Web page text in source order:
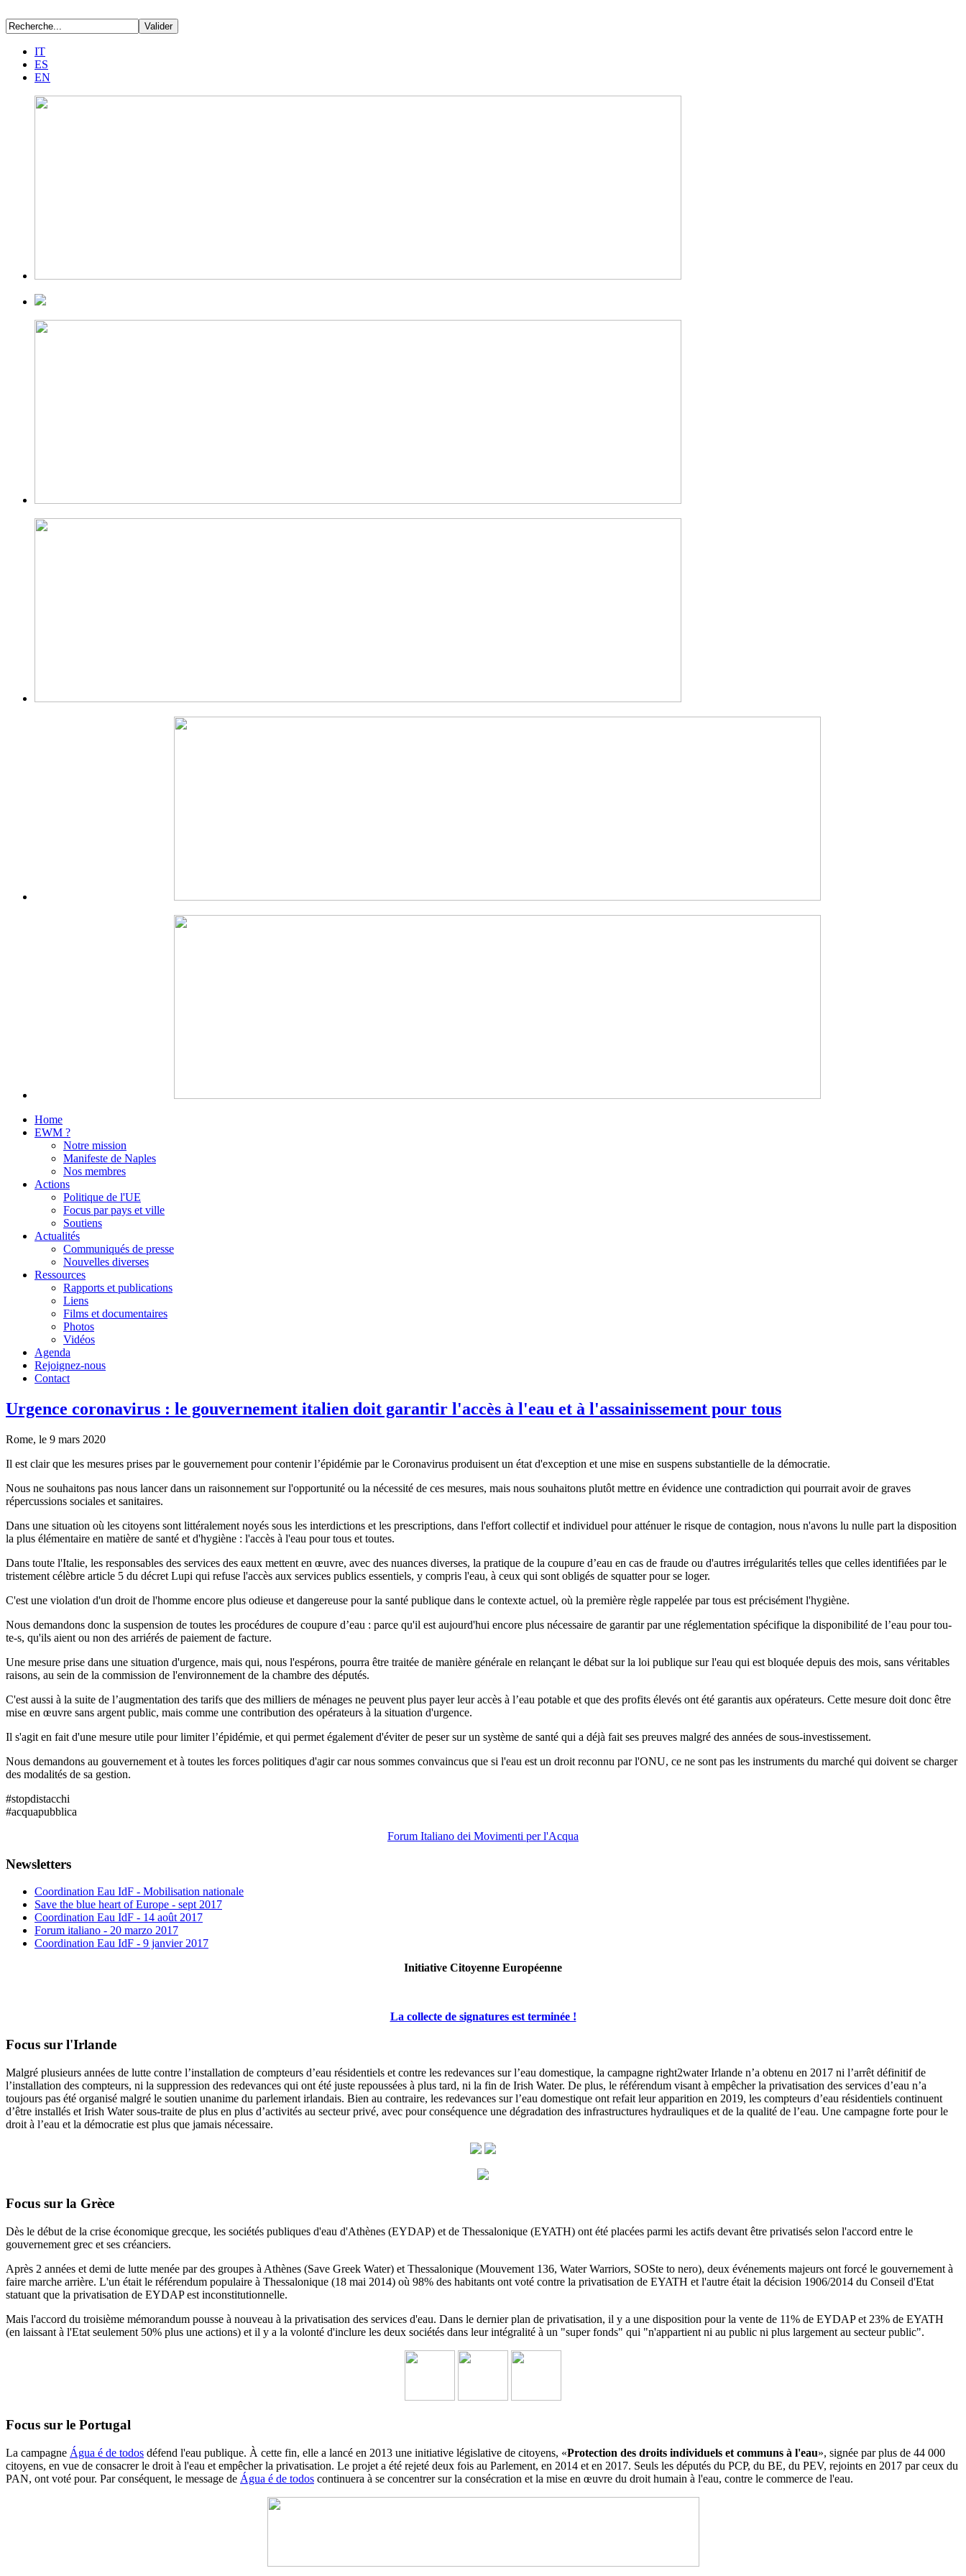
IT
ES
EN
Home
EWM ?
Notre mission
Manifeste de Naples
Nos membres
Actions
Politique de l'UE
Focus par pays et ville
Soutiens
Actualités
Communiqués de presse
Nouvelles diverses
Ressources
Rapports et publications
Liens
Films et documentaires
Photos
Vidéos
Agenda
Rejoignez-nous
Contact
Urgence coronavirus : le gouvernement italien doit garantir l'accès à l'eau et à l'assainissement pour tous
Rome, le 9 mars 2020
Il est clair que les mesures prises par le gouvernement pour contenir l’épidémie par le Coronavirus produisent un état d'exception et une mise en suspens substantielle de la démocratie.
Nous ne souhaitons pas nous lancer dans un raisonnement sur l'opportunité ou la nécessité de ces mesures, mais nous souhaitons plutôt mettre en évidence une contradiction qui pourrait avoir de graves
répercussions sociales et sanitaires.
Dans une situation où les citoyens sont littéralement noyés sous les interdictions et les prescriptions, dans l'effort collectif et individuel pour atténuer le risque de contagion, nous n'avons lu nulle part la disposition
la plus élémentaire en matière de santé et d'hygiène : l'accès à l'eau pour tous et toutes.
Dans toute l'Italie, les responsables des services des eaux mettent en œuvre, avec des nuances diverses, la pratique de la coupure d’eau en cas de fraude ou d'autres irrégularités telles que celles identifiées par le
tristement célèbre article 5 du décret Lupi qui refuse l'accès aux services publics essentiels, y compris l'eau, à ceux qui sont obligés de squatter pour se loger.
C'est une violation d'un droit de l'homme encore plus odieuse et dangereuse pour la santé publique dans le contexte actuel, où la première règle rappelée par tous est précisément l'hygiène.
Nous demandons donc la suspension de toutes les procédures de coupure d’eau : parce qu'il est aujourd'hui encore plus nécessaire de garantir par une réglementation spécifique la disponibilité de l’eau pour tou-
te-s, qu'ils aient ou non des arriérés de paiement de facture.
Une mesure prise dans une situation d'urgence, mais qui, nous l'espérons, pourra être traitée de manière générale en relançant le débat sur la loi publique sur l'eau qui est bloquée depuis des mois, sans véritables
raisons, au sein de la commission de l'environnement de la chambre des députés.
C'est aussi à la suite de l’augmentation des tarifs que des milliers de ménages ne peuvent plus payer leur accès à l’eau potable et que des profits élevés ont été garantis aux opérateurs. Cette mesure doit donc être
mise en œuvre sans argent public, mais comme une contribution des opérateurs à la situation d'urgence.
Il s'agit en fait d'une mesure utile pour limiter l’épidémie, et qui permet également d'éviter de peser sur un système de santé qui a déjà fait ses preuves malgré des années de sous-investissement.
Nous demandons au gouvernement et à toutes les forces politiques d'agir car nous sommes convaincus que si l'eau est un droit reconnu par l'ONU, ce ne sont pas les instruments du marché qui doivent se charger
des modalités de sa gestion.
#stopdistacchi
#acquapubblica
Forum Italiano dei Movimenti per l'Acqua
Newsletters
Coordination Eau IdF - Mobilisation nationale
Save the blue heart of Europe - sept 2017
Coordination Eau IdF - 14 août 2017
Forum italiano - 20 marzo 2017
Coordination Eau IdF - 9 janvier 2017
Initiative Citoyenne Européenne
La collecte de signatures est terminée !
Focus sur l'Irlande
Malgré plusieurs années de lutte contre l’installation de compteurs d’eau résidentiels et contre les redevances sur l’eau domestique, la campagne right2water Irlande n’a obtenu en 2017 ni l’arrêt définitif de
l’installation des compteurs, ni la suppression des redevances qui ont été juste repoussées à plus tard, ni la fin de Irish Water. De plus, le référendum visant à empêcher la privatisation des services d’eau n’a
toujours pas été organisé malgré le soutien unanime du parlement irlandais. Bien au contraire, les redevances sur l’eau domestique ont refait leur apparition en 2019, les compteurs d’eau résidentiels continuent
d’être installés et Irish Water sous-traite de plus en plus d’activités au secteur privé, avec pour conséquence une dégradation des infrastructures hydrauliques et de la qualité de l’eau. Une campagne forte pour le
droit à l’eau et la démocratie est plus que jamais nécessaire.
Focus sur la Grèce
Dès le début de la crise économique grecque, les sociétés publiques d'eau d'Athènes (EYDAP) et de Thessalonique (EYATH) ont été placées parmi les actifs devant être privatisés selon l'accord entre le
gouvernement grec et ses créanciers.
Après 2 années et demi de lutte menée par des groupes à Athènes (Save Greek Water) et Thessalonique (Mouvement 136, Water Warriors, SOSte to nero), deux événements majeurs ont forcé le gouvernement à
faire marche arrière. L'un était le référendum populaire à Thessalonique (18 mai 2014) où 98% des habitants ont voté contre la privatisation de EYATH et l'autre était la décision 1906/2014 du Conseil d'Etat
statuant que la privatisation de EYDAP est inconstitutionnelle.
Mais l'accord du troisième mémorandum pousse à nouveau à la privatisation des services d'eau. Dans le dernier plan de privatisation, il y a une disposition pour la vente de 11% de EYDAP et 23% de EYATH
(en laissant à l'Etat seulement 50% plus une actions) et il y a la volonté d'inclure les deux sociétés dans leur intégralité à un "super fonds" qui "n'appartient ni au public ni plus largement au secteur public".
Focus sur le Portugal
La campagne Água é de todos défend l'eau publique. À cette fin, elle a lancé en 2013 une initiative législative de citoyens, «Protection des droits individuels et communs à l'eau», signée par plus de 44 000
citoyens, en vue de consacrer le droit à l'eau et empêcher la privatisation. Le projet a été rejeté deux fois au Parlement, en 2014 et en 2017. Seuls les députés du PCP, du BE, du PEV, rejoints en 2017 par ceux du
PAN, ont voté pour. Par conséquent, le message de Água é de todos continuera à se concentrer sur la consécration et la mise en œuvre du droit humain à l'eau, contre le commerce de l'eau.